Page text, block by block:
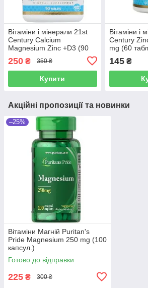
Вітаміни і мінерали 21st
Century Calcium
Magnesium Zinc +D3 (90
250 ₴ 350 ₴
Купити
Вітаміни і
Century
mg (60
145₴
Акційні пропозиції та новинки
–25%
Вітаміни Магній Puritan's
Pride Magnesium 250 mg (100
капсул.)
Готово до відправки
225 ₴ 300 ₴